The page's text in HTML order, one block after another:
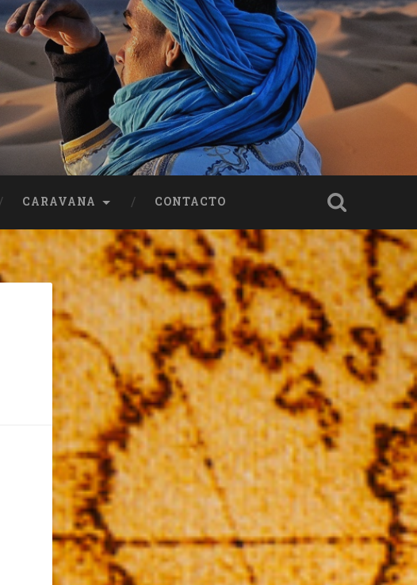
CARAVANA CONTACTO